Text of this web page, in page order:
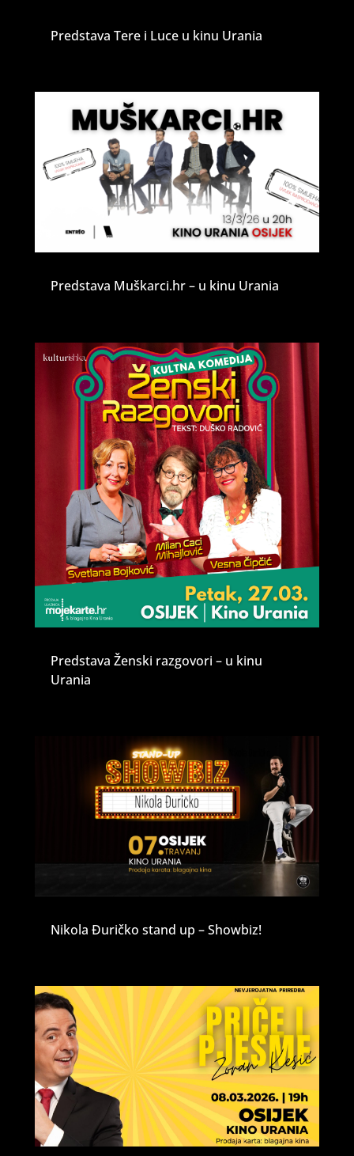
Predstava Tere i Luce u kinu Urania
Predstava Muškarci.hr – u kinu Urania
Predstava Ženski razgovori – u kinu
Urania
Nikola Đuričko stand up – Showbiz!